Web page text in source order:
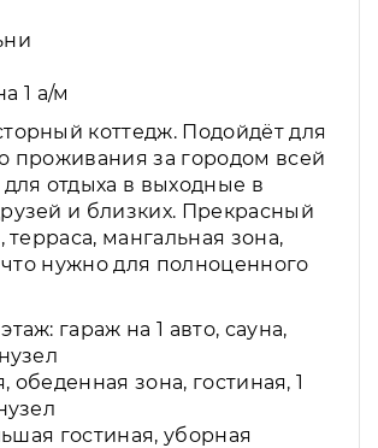
1 а/м
коттедж. Подойдёт для
проживания за городом всей
отдыха в выходные в
и близких. Прекрасный
терраса, мангальная зона,
что нужно для полноценного
гараж на 1 авто, сауна,
обеденная зона, гостиная, 1
гостиная, уборная